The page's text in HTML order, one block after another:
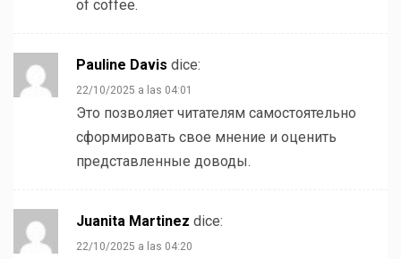
of coffee.
Pauline Davis dice:
22/10/2025 a las 04:01
Это позволяет читателям самостоятельно
сформировать свое мнение и оценить
представленные доводы.
Juanita Martinez dice:
22/10/2025 a las 04:20